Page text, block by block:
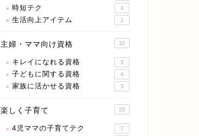
時短テク 4
生活向上アイテム 1
主婦・ママ向け資格 10
キレイになれる資格 3
子どもに関する資格 4
家族に活かせる資格 3
楽しく子育て 23
4児ママの子育てテク 7